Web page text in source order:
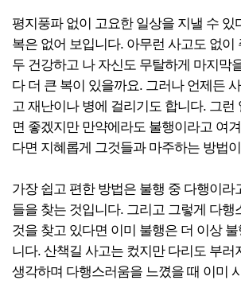
평지풍파 없이 고요한 일상을 지낼 수 있
복은 없어 보입니다. 아무런 사고도 없이
두 건강하고 나 자신도 무탈하게 마지막
다 더 큰 복이 있을까요. 그러나 언제든
고 재난이나 병에 걸리기도 합니다. 그런
면 좋겠지만 만약에라도 불행이라고 여
다면 지혜롭게 그것들과 마주하는 방법
가장 쉽고 편한 방법은 불행 중 다행이라
들을 찾는 것입니다. 그리고 그렇게 다행
것을 찾고 있다면 이미 불행은 더 이상
니다. 산책길 사고는 컸지만 다리도 부러
생각하며 다행스러움을 느꼈을 때 이미